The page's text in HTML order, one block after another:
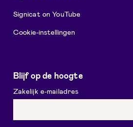
Signicat on YouTube
Cookie-instellingen
Blijf op de hoogte
Zakelijk e-mailadres